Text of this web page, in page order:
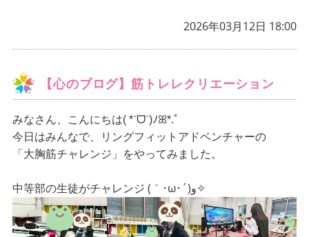
2026年03月12日 18:00
【心のブログ】筋トレレクリエーション
みなさん、こんにちは( *ˊᗜˋ)ﾉꕤ*.ﾟ
今日はみんなで、リングフィットアドベンチャーの
「大胸筋チャレンジ」をやってみました。
中等部の生徒がチャレンジ (｀･ω･´)و✧